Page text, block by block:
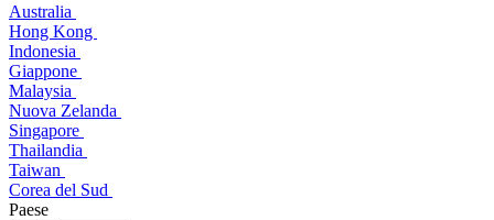
Australia
Hong Kong
Indonesia
Giappone
Malaysia
Nuova Zelanda
Singapore
Thailandia
Taiwan
Corea del Sud
Paese